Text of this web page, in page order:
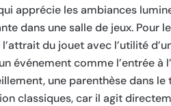
apprécie les ambiances
dans une salle de jeux. Pour
du jouet avec l’utilité
événement comme l’entrée à
une parenthèse dans
classiques, car il agit